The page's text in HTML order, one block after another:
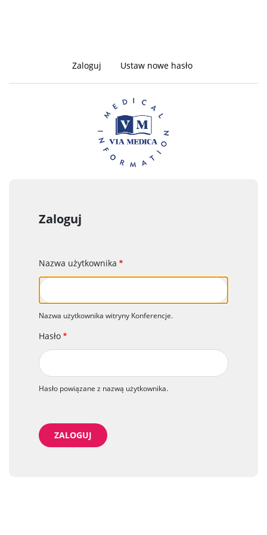
Zakładki
podstawowe
Zaloguj (aktywnaUstaw nowe hasło
Zaloguj
Nazwa użytkownika
Nazwa użytkownika witryny Konferencje.
Hasło
Hasło powiązane z nazwą użytkownika.